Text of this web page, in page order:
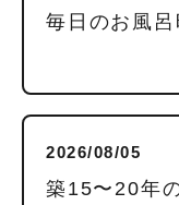
2026/08/05